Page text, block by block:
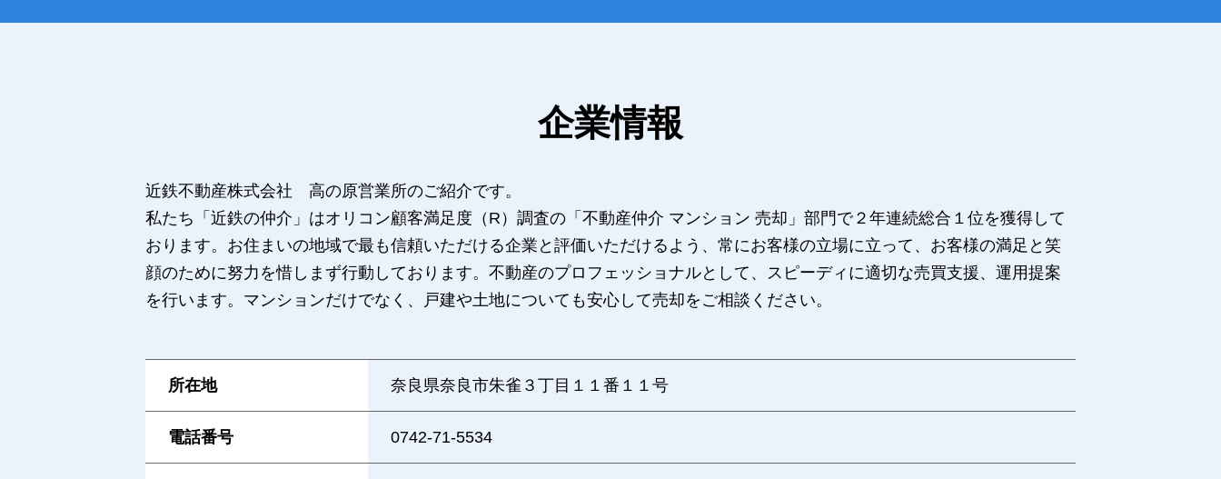
企業情報
近鉄不動産株式会社 高の原営業所のご紹介です。
私たち「近鉄の仲介」はオリコン顧客満足度（R）調査の「不動産仲介 マンション 売却」部門で２年連続総合１位を獲得して
おります。お住まいの地域で最も信頼いただける企業と評価いただけるよう、常にお客様の立場に立って、お客様の満足と笑
顔のために努力を惜しまず行動しております。不動産のプロフェッショナルとして、スピーディに適切な売買支援、運用提案
を行います。マンションだけでなく、戸建や土地についても安心して売却をご相談ください。
所在地 奈良県奈良市朱雀３丁目１１番１１号
電話番号 0742-71-5534